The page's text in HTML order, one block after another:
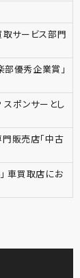
取サービス部門
部優秀企業賞」
ポンサーとし
販売店「中古
車買取店にお